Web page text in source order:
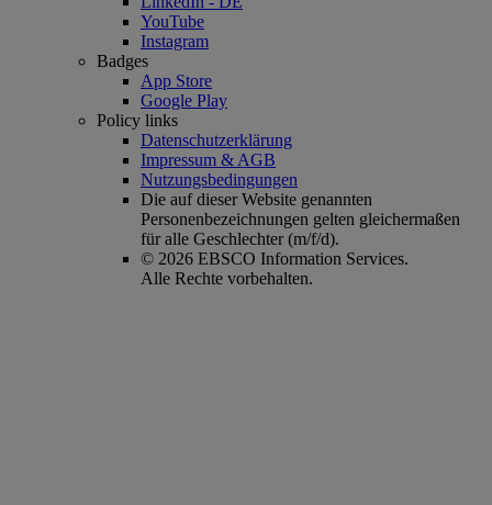
YouTube
Instagram
Badges
App Store
Google Play
Policy links
Datenschutzerklärung
Impressum & AGB
Nutzungsbedingungen
Die auf dieser Website genannten
Personenbezeichnungen gelten gleichermaßen
für alle Geschlechter (m/f/d).
© 2026 EBSCO Information Services.
Alle Rechte vorbehalten.